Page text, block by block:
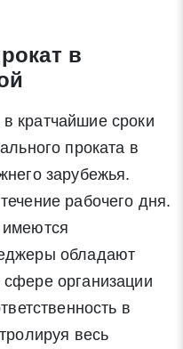
в
кратчайшие сроки
проката в
зарубежья.
рабочего дня.
обладают
организации
в
весь
Вы даете согласие
данных в соответствии со